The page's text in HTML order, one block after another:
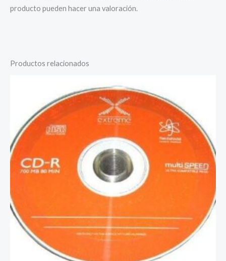
producto pueden hacer una valoración.
Productos relacionados